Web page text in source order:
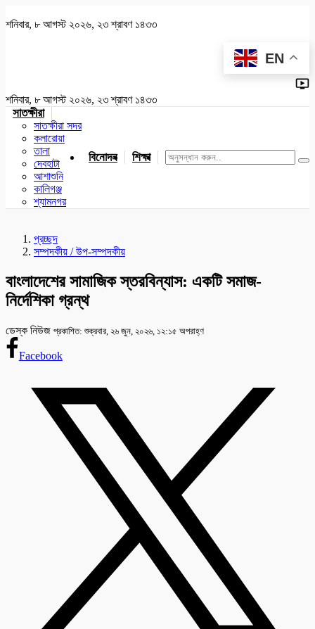
শনিবার, ৮ আগস্ট ২০২৬, ২৩ শ্রাবণ ১৪৩৩
EN
শনিবার, ৮ আগস্ট ২০২৬, ২৩ শ্রাবণ ১৪৩৩
সাতক্ষীরা
সাতক্ষীরা সদর
কলারোয়া
তালা
দেবহাটা
আশাশুনি
কালিগঞ্জ
শ্যামনগর
বিনোদন শিক্ষা খেলাধুলা জাতীয় যশোর
প্রচ্ছদ
সম্পদকীয় / উপ-সম্পদকীয়
বাংলাদেশের সামাজিক স্তরবিন্যাস: একটি সমাজ-
নির্দেশিকা গ্রন্থ
ডেস্ক নিউজ প্রকাশিত: শুক্রবার, ২৬ জুন, ২০২৬, ১২:১৫ অপরাহ্ণ
Facebook